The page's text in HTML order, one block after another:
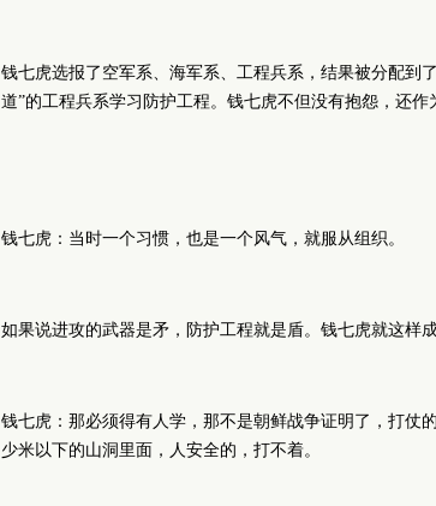
钱七虎选报了空军系、海军系、工程兵系，结果被分配到
道”的工程兵系学习防护工程。钱七虎不但没有抱怨，还作
钱七虎：当时一个习惯，也是一个风气，就服从组织。
如果说进攻的武器是矛，防护工程就是盾。钱七虎就这样
钱七虎：那必须得有人学，那不是朝鲜战争证明了，打仗
少米以下的山洞里面，人安全的，打不着。